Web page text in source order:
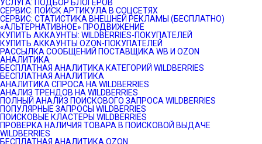
УСЛУГА: ПОДБОР БЛОГЕРОВ
СЕРВИС: ПОИСК АРТИКУЛА В СОЦСЕТЯХ
СЕРВИС: СТАТИСТИКА ВНЕШНЕЙ РЕКЛАМЫ (БЕСПЛАТНО)
«АЛЬТЕРНАТИВНОЕ» ПРОДВИЖЕНИЕ
КУПИТЬ АККАУНТЫ: WILDBERRIES-ПОКУПАТЕЛЕЙ
КУПИТЬ АККАУНТЫ OZON-ПОКУПАТЕЛЕЙ
РАССЫЛКА СООБЩЕНИЙ ПОСТАВЩИКА WB И OZON
АНАЛИТИКА
БЕСПЛАТНАЯ АНАЛИТИКА КАТЕГОРИЙ WILDBERRIES
БЕСПЛАТНАЯ АНАЛИТИКА
АНАЛИТИКА СПРОСА НА WILDBERRIES
АНАЛИЗ ТРЕНДОВ НА WILDBERRIES
ПОЛНЫЙ АНАЛИЗ ПОИСКОВОГО ЗАПРОСА WILDBERRIES
ПОПУЛЯРНЫЕ ЗАПРОСЫ WILDBERRIES
ПОИСКОВЫЕ КЛАСТЕРЫ WILDBERRIES
ПРОВЕРКА НАЛИЧИЯ ТОВАРА В ПОИСКОВОЙ ВЫДАЧЕ
WILDBERRIES
БЕСПЛАТНАЯ АНАЛИТИКА OZON